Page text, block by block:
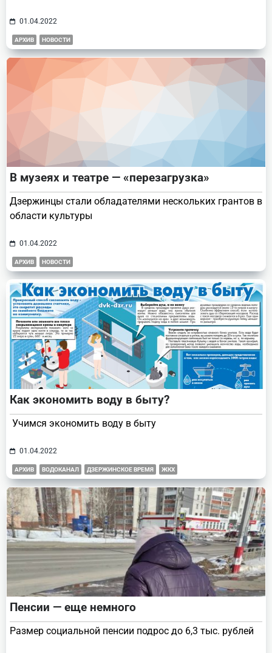
01.04.2022
АРХИВ НОВОСТИ
В музеях и театре — «перезагрузка»
Дзержинцы стали обладателями нескольких грантов в
области культуры
01.04.2022
АРХИВ НОВОСТИ
Как экономить воду в быту?
Учимся экономить воду в быту
01.04.2022
АРХИВ ВОДОКАНАЛ ДЗЕРЖИНСКОЕ ВРЕМЯ ЖКХ
Пенсии — еще немного
Размер социальной пенсии подрос до 6,3 тыс. рублей